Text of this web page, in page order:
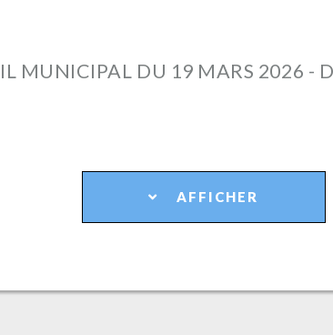
MUNICIPAL DU 19 MARS 2026 -
AFFICHER